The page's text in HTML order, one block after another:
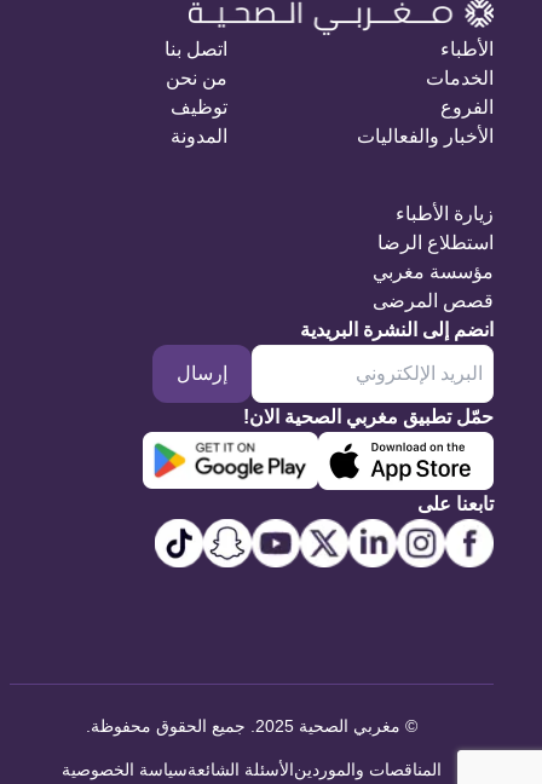
الأطباء
الخدمات
الفروع
الأخبار والفعاليات
اتصل بنا
من نحن
توظيف
المدونة
زيارة الأطباء
استطلاع الرضا
مؤسسة مغربي
قصص المرضى
انضم إلى النشرة البريدية
إرسال
حمّل تطبيق مغربي الصحية الان!
تابعنا على
© مغربي الصحية 2025. جميع الحقوق محفوظة
المناقصات والموردينالأسئلة الشائعةسياسة الخصوصية